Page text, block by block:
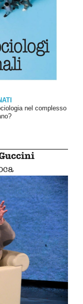
nel complesso